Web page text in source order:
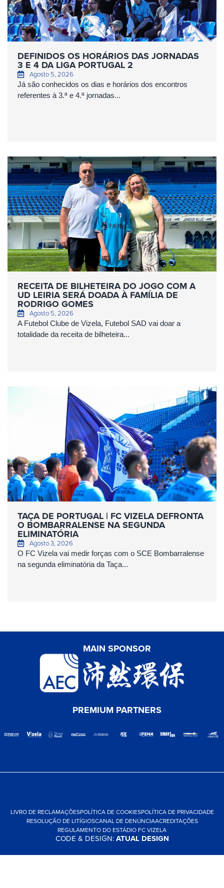
DEFINIDOS OS HORÁRIOS DAS JORNADAS
3 E 4 DA LIGA PORTUGAL 2
Agosto 5, 2026
Já são conhecidos os dias e horários dos encontros
referentes à 3.ª e 4.ª jornadas...
RECEITA DE BILHETEIRA DO JOGO COM A
UD LEIRIA SERÁ DOADA À FAMÍLIA DE
RODRIGO GOMES
Agosto 5, 2026
A Futebol Clube de Vizela, Futebol SAD vai doar a
totalidade da receita de bilheteira...
TAÇA DE PORTUGAL | FC VIZELA DEFRONTA
O BOMBARRALENSE NA SEGUNDA
ELIMINATÓRIA
Agosto 3, 2026
O FC Vizela vai medir forças com o SCE Bombarralense
na segunda eliminatória da Taça...
MAIN SPONSOR
PREMIUM PARTNERS
LIVRO DE RECLAMAÇÕESPOLÍTICA DE COOKIESPOLÍTICA DE PRIVACIDADE
RESOLUÇÃO DE LITÍGIOSCANAL DE DENÚNCIAACREDITAÇÕES
REGULAMENTO DO ESTÁDIO FC VIZELA
CODE & DESIGN:ATUAL DESIGN